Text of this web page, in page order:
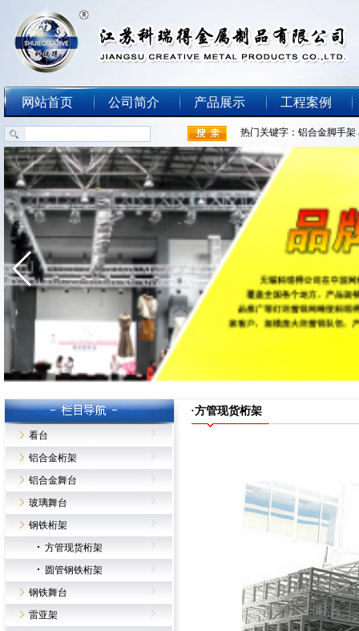
网站首页 公司简介 产品展示 工程案例
热门关键字： 铝合金脚手架
看台
铝合金桁架
铝合金舞台
玻璃舞台
钢铁桁架
方管现货桁架
圆管钢铁桁架
钢铁舞台
雷亚架
·方管现货桁架